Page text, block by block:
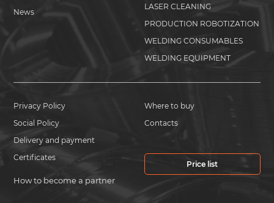
News
LASER CLEANING
PRODUCTION ROBOTIZATION
WELDING CONSUMABLES
WELDING EQUIPMENT
Privacy Policy
Social Policy
Delivery and payment
Certificates
How to become a partner
Where to buy
Contacts
Price list